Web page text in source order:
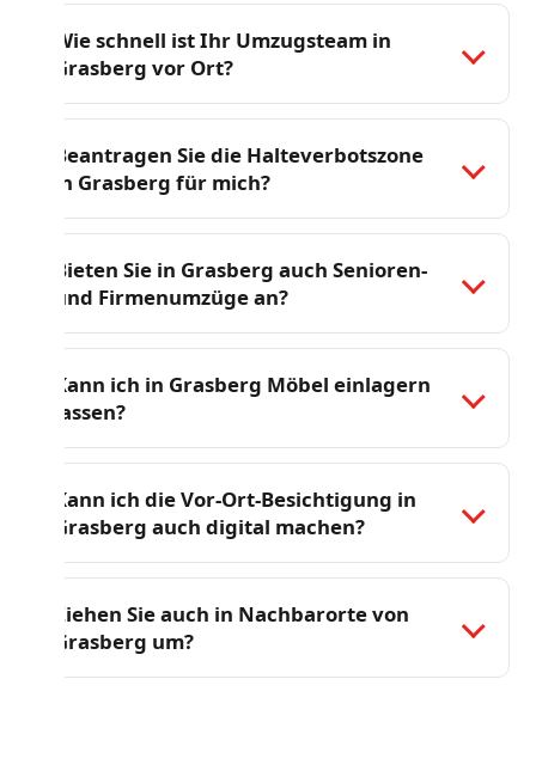
Wie schnell ist Ihr Umzugsteam in
Grasberg vor Ort?
Beantragen Sie die Halteverbotszone
in Grasberg für mich?
Bieten Sie in Grasberg auch Senioren-
und Firmenumzüge an?
Kann ich in Grasberg Möbel einlagern
lassen?
Kann ich die Vor-Ort-Besichtigung in
Grasberg auch digital machen?
Ziehen Sie auch in Nachbarorte von
Grasberg um?